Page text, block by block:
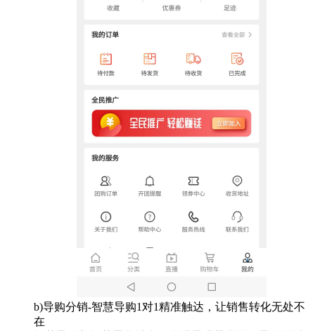
b)导购分销-智慧导购1对1精准触达，让销售转化无处不
在